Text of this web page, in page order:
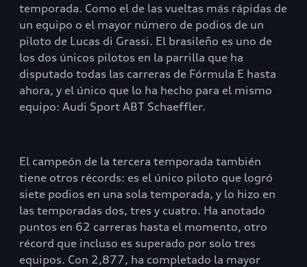
temporada. Como el de las vueltas más rápidas de
un equipo o el mayor número de podios de un
piloto de Lucas di Grassi. El brasileño es uno de
los dos únicos pilotos en la parrilla que ha
disputado todas las carreras de Fórmula E hasta
ahora, y el único que lo ha hecho para el mismo
equipo: Audi Sport ABT Schaeffler.
El campeón de la tercera temporada también
tiene otros récords: es el único piloto que logró
siete podios en una sola temporada, y lo hizo en
las temporadas dos, tres y cuatro. Ha anotado
puntos en 62 carreras hasta el momento, otro
récord que incluso es superado por solo tres
equipos. Con 2,877, ha completado la mayor